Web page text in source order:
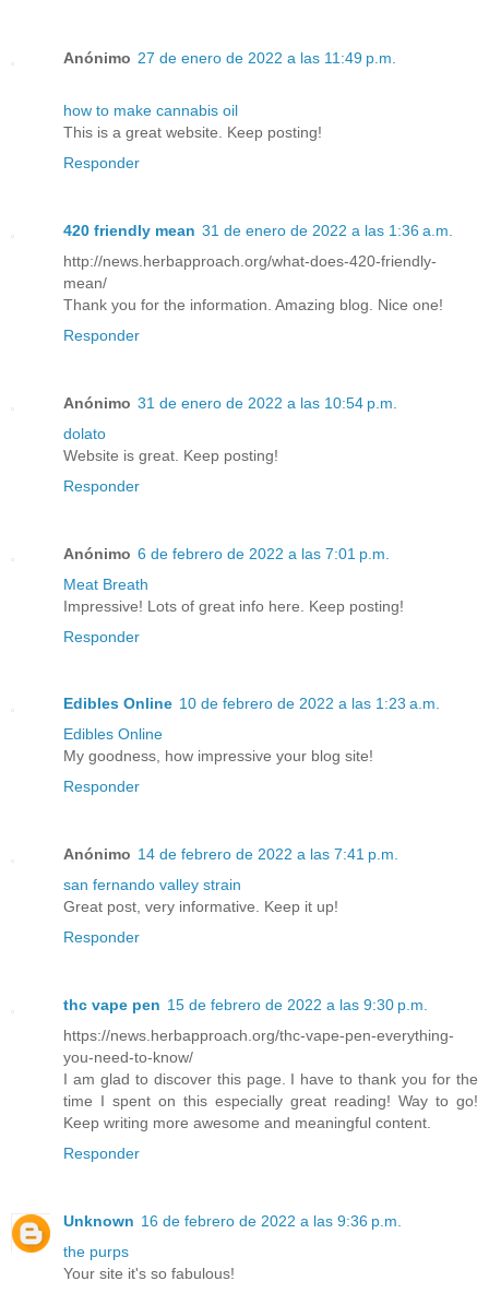
Anónimo 27 de enero de 2022 a las 11:49 p.m.
how to make cannabis oil
This is a great website. Keep posting!
Responder
420 friendly mean 31 de enero de 2022 a las 1:36 a.m.
http://news.herbapproach.org/what-does-420-friendly-
mean/
Thank you for the information. Amazing blog. Nice one!
Responder
Anónimo 31 de enero de 2022 a las 10:54 p.m.
dolato
Website is great. Keep posting!
Responder
Anónimo 6 de febrero de 2022 a las 7:01 p.m.
Meat Breath
Impressive! Lots of great info here. Keep posting!
Responder
Edibles Online 10 de febrero de 2022 a las 1:23 a.m.
Edibles Online
My goodness, how impressive your blog site!
Responder
Anónimo 14 de febrero de 2022 a las 7:41 p.m.
san fernando valley strain
Great post, very informative. Keep it up!
Responder
thc vape pen 15 de febrero de 2022 a las 9:30 p.m.
https://news.herbapproach.org/thc-vape-pen-everything-
you-need-to-know/
I am glad to discover this page. I have to thank you for the
time I spent on this especially great reading! Way to go!
Keep writing more awesome and meaningful content.
Responder
Unknown 16 de febrero de 2022 a las 9:36 p.m.
the purps
Your site it's so fabulous!